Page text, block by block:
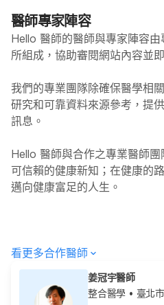
醫師專家陣容
Hello 醫師的醫師與專家陣容
所組成，協助審閱網站內容並
我們的專業團隊除確保醫學相
研究和可靠資料來源參考，提
訊息。
Hello 醫師與合作之專業醫師
可信賴的健康新知；在健康的
邁向健康富足的人生。
看更多合作醫師
姜冠宇醫師
整合醫學 • 臺北